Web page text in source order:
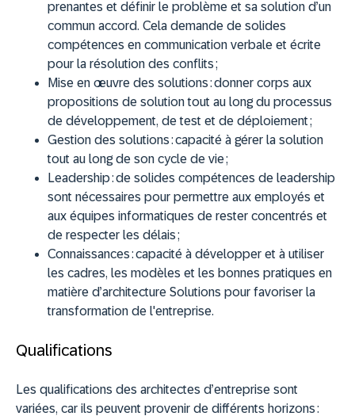
prenantes et définir le problème et sa solution d’un
commun accord. Cela demande de solides
compétences en communication verbale et écrite
pour la résolution des conflits ;
Mise en œuvre des solutions :donner corps aux
propositions de solution tout au long du processus
de développement, de test et de déploiement ;
Gestion des solutions :capacité à gérer la solution
tout au long de son cycle de vie ;
Leadership :de solides compétences de leadership
sont nécessaires pour permettre aux employés et
aux équipes informatiques de rester concentrés et
de respecter les délais ;
Connaissances :capacité à développer et à utiliser
les cadres, les modèles et les bonnes pratiques en
matière d’architecture Solutions pour favoriser la
transformation de l'entreprise.
Qualifications
Les qualifications des architectes d’entreprise sont
variées, car ils peuvent provenir de différents horizons :